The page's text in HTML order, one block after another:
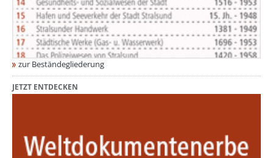
zur Beständegliederung
JETZT ENTDECKEN